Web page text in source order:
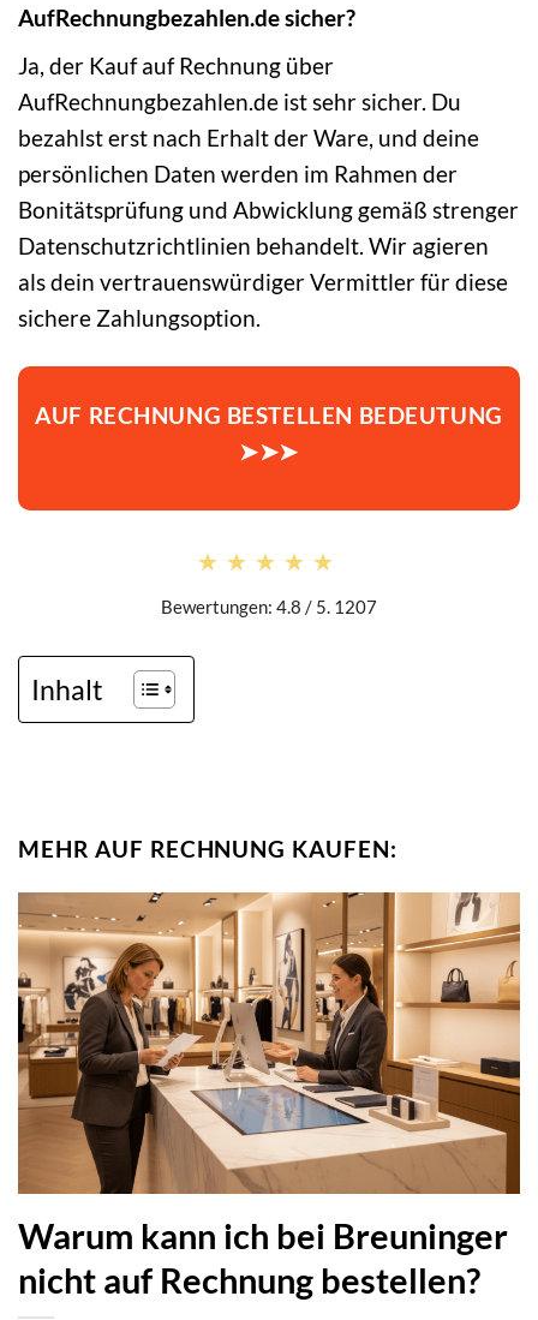
AufRechnungbezahlen.de sicher?
Ja, der Kauf auf Rechnung über
AufRechnungbezahlen.de ist sehr sicher. Du
bezahlst erst nach Erhalt der Ware, und deine
persönlichen Daten werden im Rahmen der
Bonitätsprüfung und Abwicklung gemäß strenger
Datenschutzrichtlinien behandelt. Wir agieren
als dein vertrauenswürdiger Vermittler für diese
sichere Zahlungsoption.
AUF RECHNUNG BESTELLEN BEDEUTUNG
➤➤➤
★★★★★
★★★★★
Bewertungen: 4.8 / 5. 1207
Inhalt
MEHR AUF RECHNUNG KAUFEN:
Warum kann ich bei Breuninger
nicht auf Rechnung bestellen?